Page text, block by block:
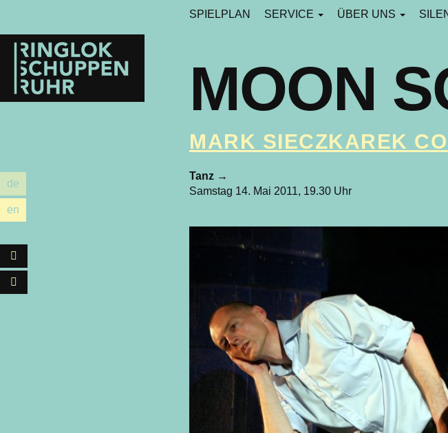
Ringlokschuppen
Ruhr
de
en
SPIELPLAN SERVICE ÜBER UNS
MOON
MARK SIECZKAREK
Tanz →
Samstag 14. Mai 2011, 19.30 Uhr